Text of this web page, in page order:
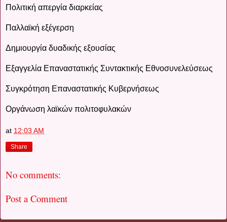
Πολιτική απεργία διαρκείας
Παλλαϊκή εξέγερση
Δημιουργία δυαδικής εξουσίας
Εξαγγελία Επαναστατικής Συντακτικής Εθνοσυνελεύσεως
Συγκρότηση Επαναστατικής Κυβερνήσεως
Οργάνωση λαϊκών πολιτοφυλακών
at 12:03 AM
Share
No comments:
Post a Comment